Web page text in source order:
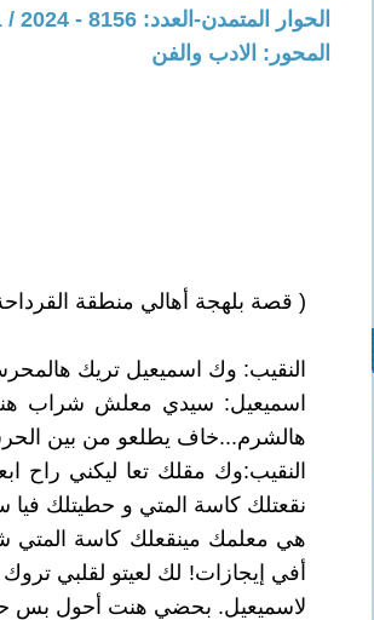
الحوار المتمدن-العدد: 8156 - 2024 / 11 / 9 - 04:48
المحور: الادب والفن
( قصة بلهجة أهالي منطقة
النقيب: وك اسميعيل تريك
اسميعيل: سيدي معلش شراب
هالشرم...خاف يطلعو من بين
النقيب:وك مقلك تعا ليكني راح
نقعتلك كاسة المتي و حطيتلك فيا
هي معلمك مينقعلك كاسة المتي
أفي إيجازات! لك لعيتو لقلبي
لاسميعيل. بحضي هنت أحول بس